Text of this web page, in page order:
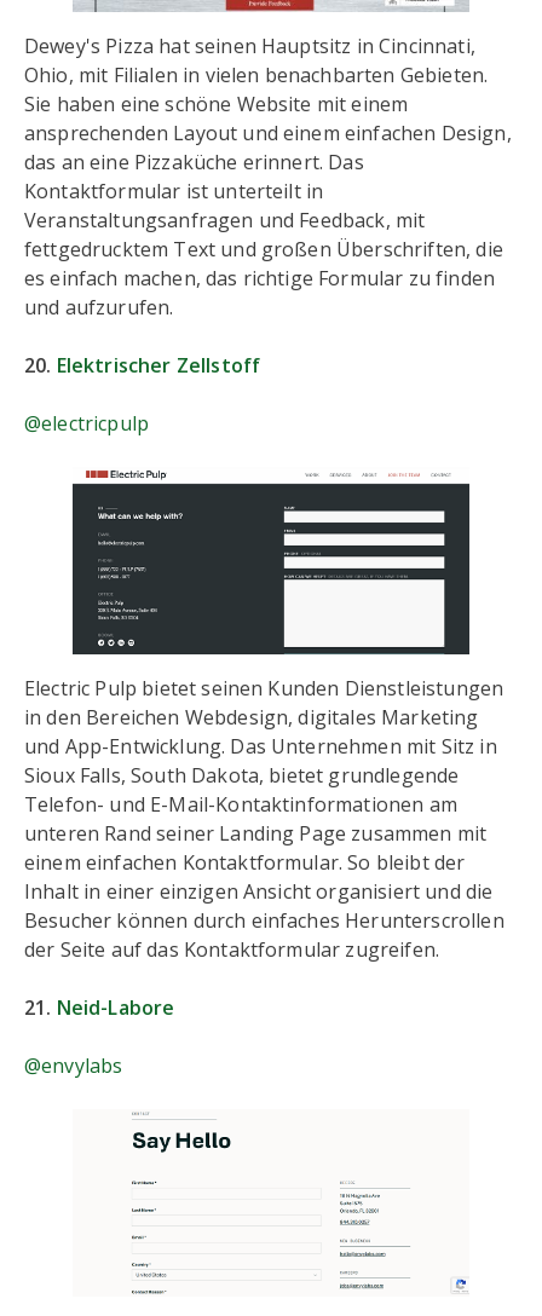
Dewey's Pizza hat seinen Hauptsitz in Cincinnati,
Ohio, mit Filialen in vielen benachbarten Gebieten.
Sie haben eine schöne Website mit einem
ansprechenden Layout und einem einfachen Design,
das an eine Pizzaküche erinnert. Das
Kontaktformular ist unterteilt in
Veranstaltungsanfragen und Feedback, mit
fettgedrucktem Text und großen Überschriften, die
es einfach machen, das richtige Formular zu finden
und aufzurufen.
20. Elektrischer Zellstoff
@electricpulp
Electric Pulp bietet seinen Kunden Dienstleistungen
in den Bereichen Webdesign, digitales Marketing
und App-Entwicklung. Das Unternehmen mit Sitz in
Sioux Falls, South Dakota, bietet grundlegende
Telefon- und E-Mail-Kontaktinformationen am
unteren Rand seiner Landing Page zusammen mit
einem einfachen Kontaktformular. So bleibt der
Inhalt in einer einzigen Ansicht organisiert und die
Besucher können durch einfaches Herunterscrollen
der Seite auf das Kontaktformular zugreifen.
21. Neid-Labore
@envylabs